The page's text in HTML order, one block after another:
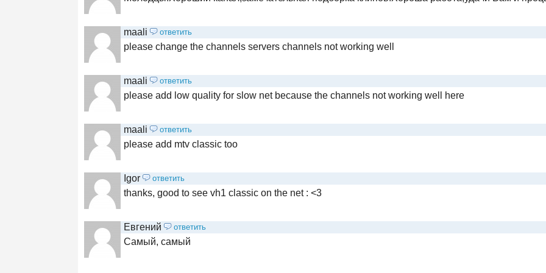
maali ответить
please change the channels servers channels not working well
maali ответить
please add low quality for slow net because the channels not working well here
maali ответить
please add mtv classic too
Igor ответить
thanks, good to see vh1 classic on the net : <3
Евгений ответить
Самый, самый